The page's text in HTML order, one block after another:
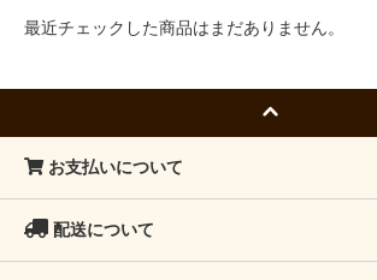
最近チェックした商品はまだありません。
お支払いについて
配送について